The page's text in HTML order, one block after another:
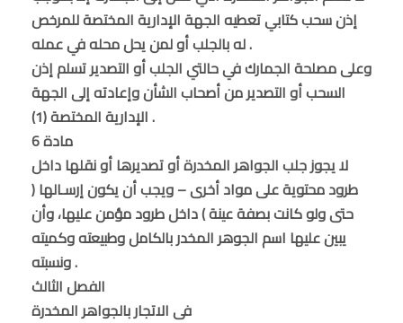
إذن سحب كتابي تعطيه الجهة الإدارية المختصة للمرخص
له بالجلب أو لمن يحل محله في عمله .
وعلى مصلحة الجمارك في حالتي الجلب أو التصدير تسلم إذن
السحب أو التصدير من أصحاب الشأن وإعادته إلى الجهة
الإدارية المختصة (1) .
مادة 6
لا يجوز جلب الجواهر المخدرة أو تصديرها أو نقلها داخل
طرود محتوية على مواد أخرى – ويجب أن يكون إرسـالها (
حتى ولو كانت بصفة عينة ) داخل طرود مؤمن عليها، وأن
يبين عليها اسم الجوهر المخدر بالكامل وطبيعته وكميته
ونسبته .
الفصل الثالث
فى الاتجار بالجواهر المخدرة